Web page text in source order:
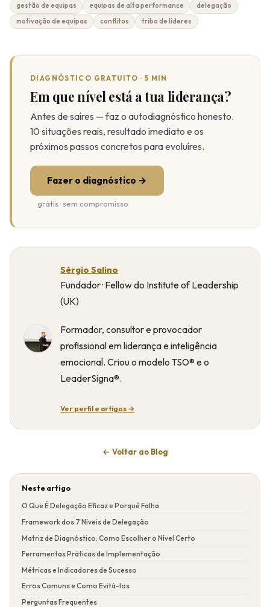
gestão de equipas equipas de alta performance
delegação
motivação de equipas
conflitos tribo de líderes
DIAGNÓSTICO GRATUITO · 5 MIN
Em que nível está a tua liderança?
Antes de saíres — faz o autodiagnóstico honesto.
10 situações reais, resultado imediato e os
próximos passos concretos para evoluíres.
Fazer o diagnóstico →
grátis · sem compromisso
Sérgio Salino
Fundador · Fellow do Institute of Leadership
(UK)
Formador, consultor e provocador
profissional em liderança e inteligência
emocional. Criou o modelo TSO® e o
LeaderSigna®.
Ver perfil e artigos →
← Voltar ao Blog
Neste artigo
O Que É Delegação Eficaz e Porquê Falha
Framework dos 7 Níveis de Delegação
Matriz de Diagnóstico: Como Escolher o Nível Certo
Ferramentas Práticas de Implementação
Métricas e Indicadores de Sucesso
Erros Comuns e Como Evitá-los
Perguntas Frequentes